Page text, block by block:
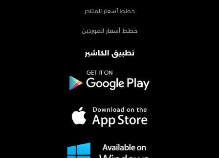
خطط أسعار المتاجر
خطط أسعار الموردين
تطبيق الكاشير